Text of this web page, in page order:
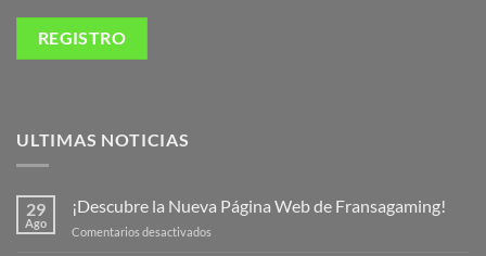
ULTIMAS NOTICIAS
29
Ago
¡Descubre la Nueva Página Web de Fransagaming!
Comentarios desactivados